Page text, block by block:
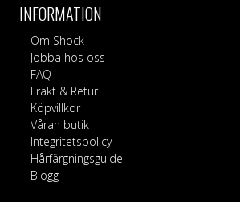
INFORMATION
Om Shock
Jobba hos oss
FAQ
Frakt & Retur
Köpvillkor
Våran butik
Integritetspolicy
Hårfärgningsguide
Blogg